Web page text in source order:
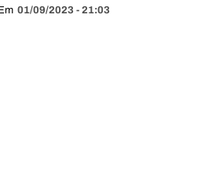
Em 01/09/2023 - 21:03